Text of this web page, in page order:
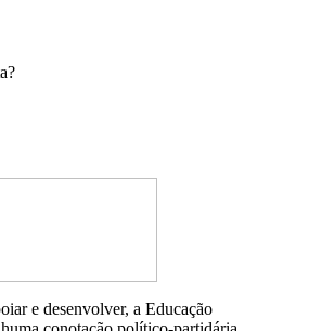
e desenvolver, a Educação